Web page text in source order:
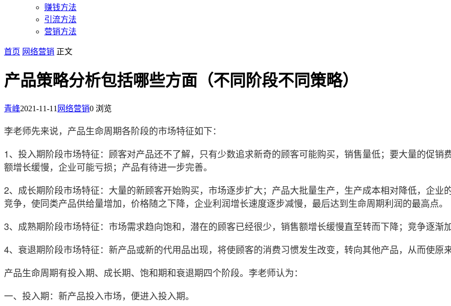
赚钱方法
引流方法
营销方法
首页 网络营销 正文
产品策略分析包括哪些方面（不同阶段不同策略）
青峰2021-11-11 网络营销0 浏览
李老师先来说，产品生命周期各阶段的市场特征如下：
1、投入期阶段市场特征：顾客对产品还不了解，只有少数追求新奇的顾客可能购买，销售量低；要大量的促
额增长缓慢，企业可能亏损；产品有待进一步完善。
2、成长期阶段市场特征：大量的新顾客开始购买，市场逐步扩大；产品大批量生产，生产成本相对降低，企
竞争，使同类产品供给量增加，价格随之下降，企业利润增长速度逐步减慢，最后达到生命周期利润的最高点。
3、成熟期阶段市场特征：市场需求趋向饱和，潜在的顾客已经很少，销售额增长缓慢直至转而下降；竞争逐
4、衰退期阶段市场特征：新产品或新的代用品出现，将使顾客的消费习惯发生改变，转向其他产品，从而使原
产品生命周期有投入期、成长期、饱和期和衰退期四个阶段。李老师认为：
一、投入期：新产品投入市场，便进入投入期。